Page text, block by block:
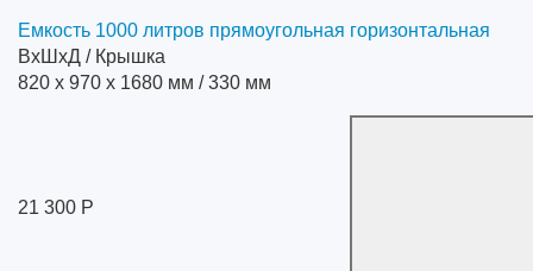
Емкость 1000 литров прямоугольная горизонтальная
ВхШхД / Крышка
820 x 970 x 1680 мм / 330 мм
21 300 Р